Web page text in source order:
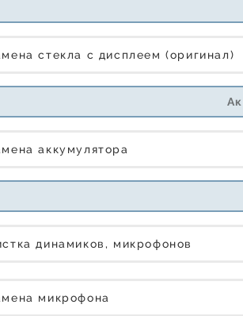
стекла с дисплеем (оригинал)
аккумулятора
динамиков, микрофонов
микрофона